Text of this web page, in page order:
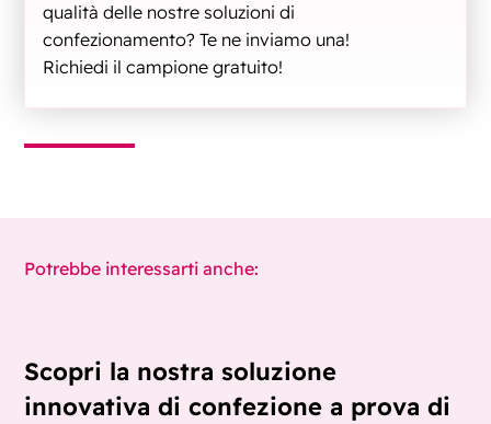
qualità delle nostre soluzioni di
confezionamento? Te ne inviamo una!
Richiedi il campione gratuito!
Potrebbe interessarti anche:
Scopri la nostra soluzione
innovativa di confezione a prova di